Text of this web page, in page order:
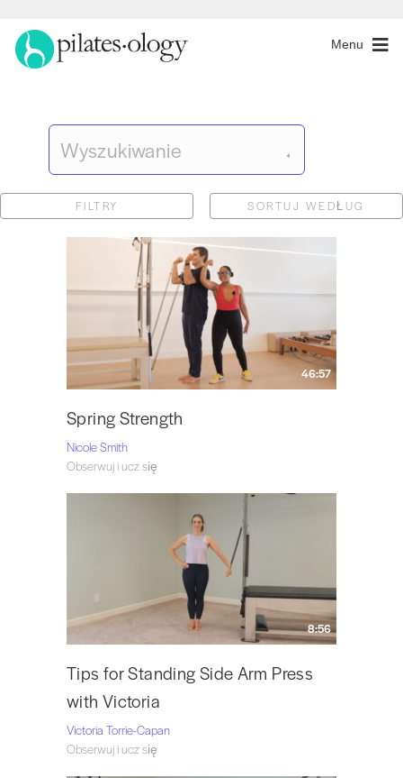
Menu
FILTRY SORTUJ WEDŁUG
46:57
Spring Strength
Nicole Smith
Obserwuj i ucz się
8:56
Tips for Standing Side Arm Press
with Victoria
Victoria Torrie-Capan
Obserwuj i ucz się